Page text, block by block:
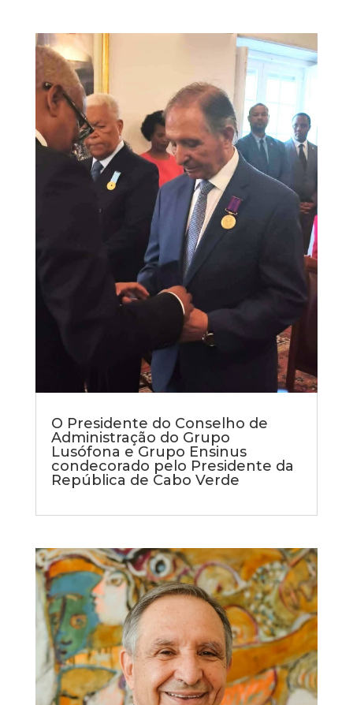
O Presidente do Conselho de
Administração do Grupo
Lusófona e Grupo Ensinus
condecorado pelo Presidente da
República de Cabo Verde